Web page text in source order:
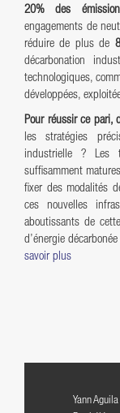
20% des
engagements de
réduire de plus de
décarbonation
technologiques,
développées,
Pour réussir ce pari,
les stratégies
industrielle ? Les
suffisamment
fixer des modalités
ces nouvelles
aboutissants de
d’énergie
savoir plus
Yann Aguila